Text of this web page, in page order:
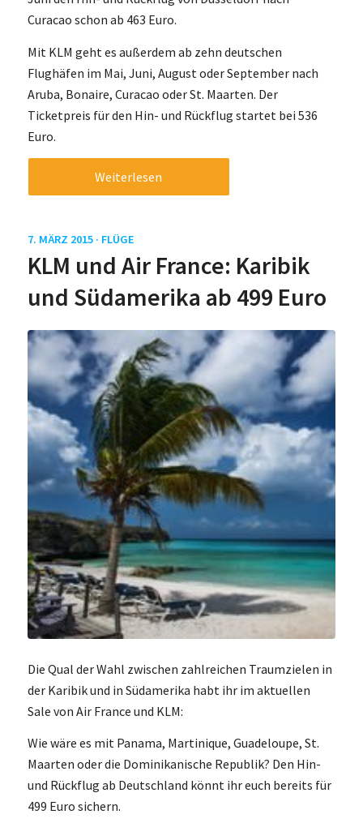
Curacao schon ab 463 Euro.
Mit KLM geht es außerdem ab zehn deutschen
Flughäfen im Mai, Juni, August oder September nach
Aruba, Bonaire, Curacao oder St. Maarten. Der
Ticketpreis für den Hin- und Rückflug startet bei 536
Euro.
Weiterlesen
7. MÄRZ 2015 · FLÜGE
KLM und Air France: Karibik
und Südamerika ab 499 Euro
Die Qual der Wahl zwischen zahlreichen Traumzielen in
der Karibik und in Südamerika habt ihr im aktuellen
Sale von Air France und KLM:
Wie wäre es mit Panama, Martinique, Guadeloupe, St.
Maarten oder die Dominikanische Republik? Den Hin-
und Rückflug ab Deutschland könnt ihr euch bereits für
499 Euro sichern.